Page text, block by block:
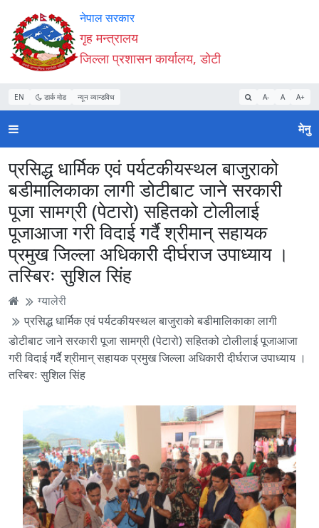
Accessibility
Mode
सुरु
गर्नुहोस्
सामाग्री
पढ्नुहाेस्
नेभिगेसन
पढ्नुहाेस्
वेबसाइट
खोजमा
जानुहोस्
नेपाल सरकार
गृह मन्त्रालय
जिल्ला प्रशासन कार्यालय, डोटी
EN डार्क मोड न्यून व्यान्डविथ A- A A+
मेनु
प्रसिद्ध धार्मिक एवं पर्यटकीयस्थल बाजुराको
बडीमालिकाका लागी डोटीबाट जाने सरकारी
पूजा सामग्री (पेटारो) सहितको टोलीलाई
पूजाआजा गरी विदाई गर्दै श्रीमान् सहायक
प्रमुख जिल्ला अधिकारी दीर्घराज उपाध्याय ।
तस्बिरः सुशिल सिंह
ग्यालेरी
प्रसिद्ध धार्मिक एवं पर्यटकीयस्थल बाजुराको बडीमालिकाका लागी
डोटीबाट जाने सरकारी पूजा सामग्री (पेटारो) सहितको टोलीलाई पूजाआजा
गरी विदाई गर्दै श्रीमान् सहायक प्रमुख जिल्ला अधिकारी दीर्घराज उपाध्याय ।
तस्बिरः सुशिल सिंह